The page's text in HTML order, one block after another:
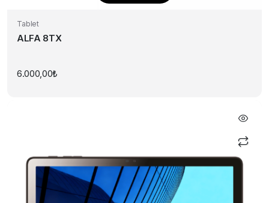
Tablet
ALFA 8TX
6.000,00₺